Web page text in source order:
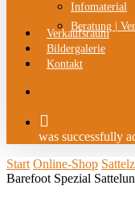
Infomaterial
Beratung |
Verkaufsraum
Bildergalerie
Kontakt
was successfully
Start Online-Shop
Barefoot Spezial